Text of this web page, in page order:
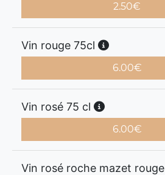
2.50€
Vin rouge 75cl
6.00€
Vin rosé 75 cl
6.00€
Vin rosé roche mazet